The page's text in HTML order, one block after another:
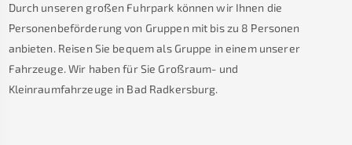
Durch unseren großen Fuhrpark können wir Ihnen die
Personenbeförderung von Gruppen mit bis zu 8 Personen
anbieten. Reisen Sie bequem als Gruppe in einem unserer
Fahrzeuge. Wir haben für Sie Großraum- und
Kleinraumfahrzeuge in Bad Radkersburg.